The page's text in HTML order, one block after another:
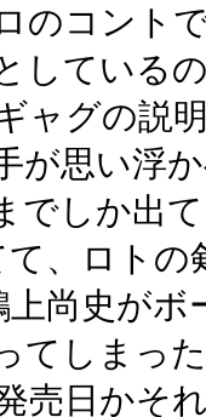
のコント
している
ャグの説
が思い浮
でしか出
、ロト
尚史が
てしまっ
売日かそ